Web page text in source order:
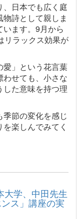
、日本でも広く庭
詩として親しま
ます。9月から
リラックス効果が
愛」という花言葉
せても、小さな
た意味を持つ理
節の変化を感じ
楽しんでみてく
学、中田先生
ス」講座の実